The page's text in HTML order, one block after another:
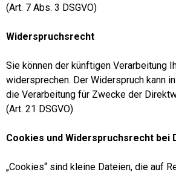
(Art. 7 Abs. 3 DSGVO)
Widerspruchsrecht
Sie können der künftigen Verarbeitung
widersprechen. Der Widerspruch kann
die Verarbeitung für Zwecke der
(Art. 21 DSGVO)
Cookies und Widerspruchsrecht bei
„Cookies“ sind kleine Dateien, die auf